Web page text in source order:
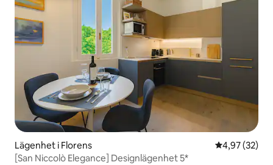
Lägenhet i Florens 4,97 av 5 i
4,97 (32)
[San Niccolò Elegance] Designlägenhet 5*